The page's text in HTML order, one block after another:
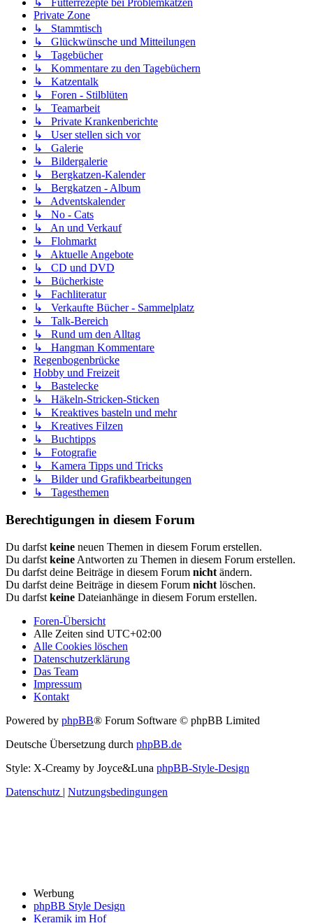
↳ Futterrezepte bei Problemkatzen
Private Zone
↳ Stammtisch
↳ Glückwünsche und Mitteilungen
↳ Tagebücher
↳ Kommentare zu den Tagebüchern
↳ Katzentalk
↳ Foren - Stilblüten
↳ Teamarbeit
↳ Private Krankenberichte
↳ User stellen sich vor
↳ Galerie
↳ Bildergalerie
↳ Bergkatzen-Kalender
↳ Bergkatzen - Album
↳ Adventskalender
↳ No - Cats
↳ An und Verkauf
↳ Flohmarkt
↳ Aktuelle Angebote
↳ CD und DVD
↳ Bücherkiste
↳ Fachliteratur
↳ Verkaufte Bücher - Sammelplatz
↳ Talk-Bereich
↳ Rund um den Alltag
↳ Hangman Kommentare
Regenbogenbrücke
Hobby und Freizeit
↳ Bastelecke
↳ Häkeln-Stricken-Sticken
↳ Kreaktives basteln und mehr
↳ Kreatives Filzen
↳ Buchtipps
↳ Fotografie
↳ Kamera Tipps und Tricks
↳ Bilder und Grafikbearbeitungen
↳ Tagesthemen
Berechtigungen in diesem Forum
Du darfst keine neuen Themen in diesem Forum erstellen.
Du darfst keine Antworten zu Themen in diesem Forum erstellen.
Du darfst deine Beiträge in diesem Forum nicht ändern.
Du darfst deine Beiträge in diesem Forum nicht löschen.
Du darfst keine Dateianhänge in diesem Forum erstellen.
Foren-Übersicht
Alle Zeiten sind UTC+02:00
Alle Cookies löschen
Datenschutzerklärung
Das Team
Impressum
Kontakt
Powered by phpBB® Forum Software © phpBB Limited
Deutsche Übersetzung durch phpBB.de
Style: X-Creamy by Joyce&Luna phpBB-Style-Design
Datenschutz | Nutzungsbedingungen
Werbung
phpBB Style Design
Keramik im Hof